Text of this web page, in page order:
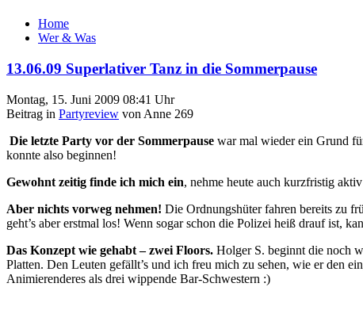
Home
Wer & Was
13.06.09 Superlativer Tanz in die Sommerpause
Montag, 15. Juni 2009 08:41 Uhr
Beitrag in Partyreview von Anne 269
Die letzte Party vor der Sommerpause war mal wieder ein Grund
konnte also beginnen!
Gewohnt zeitig finde ich mich ein, nehme heute auch kurzfristig
Aber nichts vorweg nehmen! Die Ordnungshüter fahren bereits zu
geht’s aber erstmal los! Wenn sogar schon die Polizei heiß drauf ist,
Das Konzept wie gehabt – zwei Floors. Holger S. beginnt die noch
Platten. Den Leuten gefällt’s und ich freu mich zu sehen, wie er den
Animierenderes als drei wippende Bar-Schwestern :)